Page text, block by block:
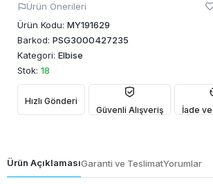
Ürün Önerileri
Ürün Kodu: MY191629
Barkod: PSG3000427235
Kategori: Elbise
Stok: 18
Hızlı Gönderi
Güvenli Alışveriş
İade
Ürün AçıklamasıGaranti ve TeslimatYorumlar